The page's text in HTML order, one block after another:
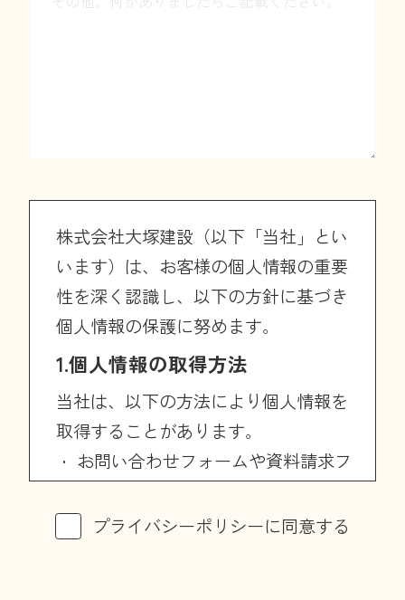
株式会社大塚建設（以下「当社」とい
います）は、お客様の個人情報の重要
性を深く認識し、以下の方針に基づき
個人情報の保護に努めます。
1.個人情報の取得方法
当社は、以下の方法により個人情報を
取得することがあります。
お問い合わせフォームや資料請求フ
ォーム、アンケート等を通じた取得
お客様との商談や名刺交換等による
取得
プライバシーポリシーに同意する